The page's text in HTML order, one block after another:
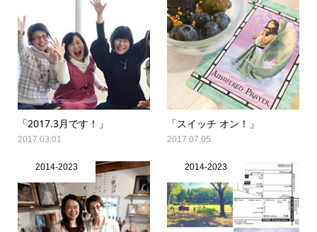
「2017.3月です！」
2017.03.01
「スイッチ オン！」
2017.07.05
2014-2023 2014-2023